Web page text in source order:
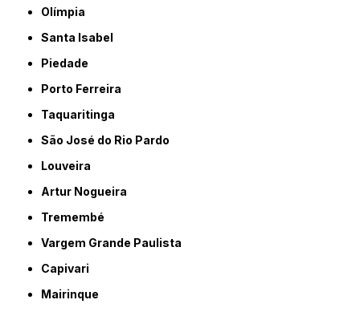
Olímpia
Santa Isabel
Piedade
Porto Ferreira
Taquaritinga
São José do Rio Pardo
Louveira
Artur Nogueira
Tremembé
Vargem Grande Paulista
Capivari
Mairinque